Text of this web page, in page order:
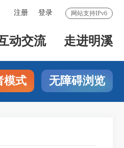
网站支持IPv6
注册 登录
动交流 走进明溪
模式 无障碍浏览